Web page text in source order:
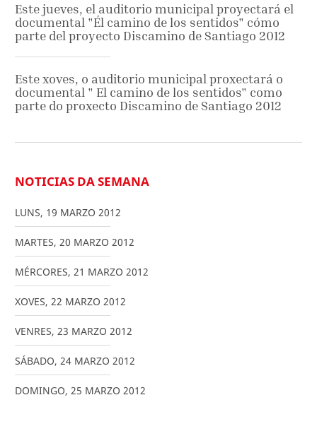
Este jueves, el auditorio municipal proyectará el
documental "Él camino de los sentidos" cómo
parte del proyecto Discamino de Santiago 2012
Este xoves, o auditorio municipal proxectará o
documental " El camino de los sentidos" como
parte do proxecto Discamino de Santiago 2012
NOTICIAS DA SEMANA
LUNS, 19 MARZO 2012
MARTES, 20 MARZO 2012
MÉRCORES, 21 MARZO 2012
XOVES, 22 MARZO 2012
VENRES, 23 MARZO 2012
SÁBADO, 24 MARZO 2012
DOMINGO, 25 MARZO 2012